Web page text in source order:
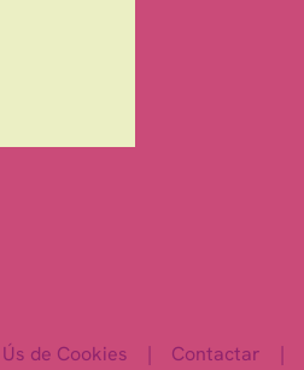
Ús de Cookies | Contactar |